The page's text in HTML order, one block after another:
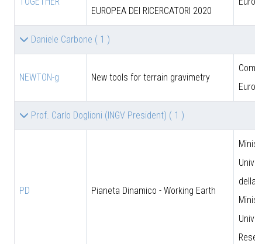
EUROPEA DEI RICERCATORI 2020
Daniele Carbone ( 1 )
NEWTON-g New tools for terrain gravimetry
Prof. Carlo Doglioni (INGV President) ( 1 )
PD Pianeta Dinamico - Working Earth
della